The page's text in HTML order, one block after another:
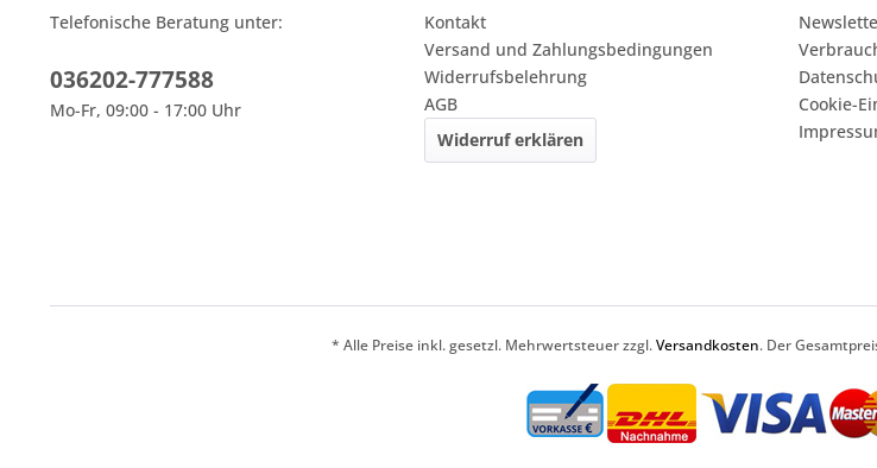
Telefonische Beratung unter:
036202-777588
Mo-Fr, 09:00 - 17:00 Uhr
Kontakt
Versand und Zahlungsbedingungen
Widerrufsbelehrung
AGB
Widerruf erklären
Cookie-
* Alle Preise inkl. gesetzl. Mehrwertsteuer zzgl.Versandkosten. Der